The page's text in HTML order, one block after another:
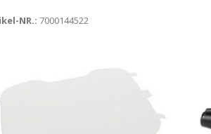
NR.: 7000144522